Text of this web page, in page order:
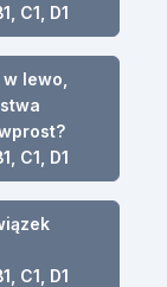
C1, D1
lewo,
C1, D1
C1, D1